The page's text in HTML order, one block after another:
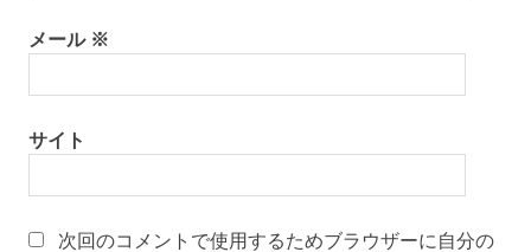
メール ※
サイト
次回のコメントで使用するためブラウザーに自分の